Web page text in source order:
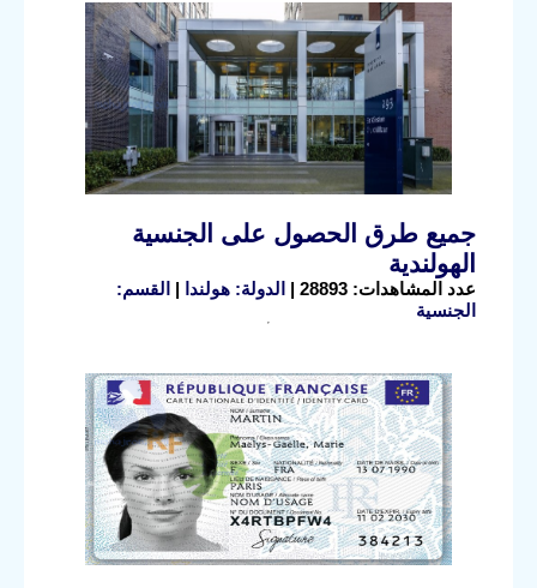
جميع طرق الحصول على الجنسية
الهولندية
عدد المشاهدات: 28893 | الدولة: هولندا | القسم:
الجنسية